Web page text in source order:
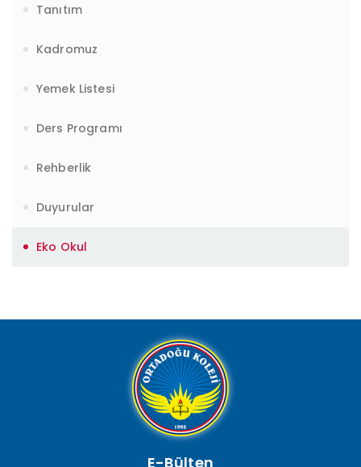
Tanıtım
Kadromuz
Yemek Listesi
Ders Programı
Rehberlik
Duyurular
Eko Okul
E-Bülten